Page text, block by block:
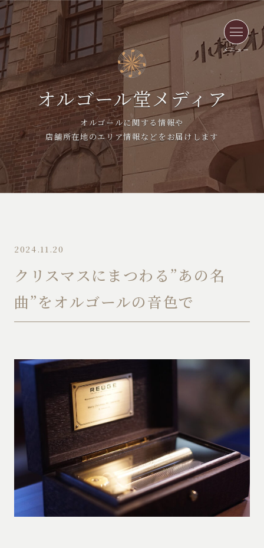
メニュー
オルゴール堂メディア
オルゴールに関する情報や
店舗所在地のエリア情報などをお届けします
2024.11.20
クリスマスにまつわる”あの名
曲”をオルゴールの音色で